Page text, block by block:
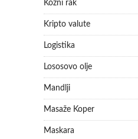
Kožni rak
Kripto valute
Logistika
Lososovo olje
Mandlji
Masaže Koper
Maskara